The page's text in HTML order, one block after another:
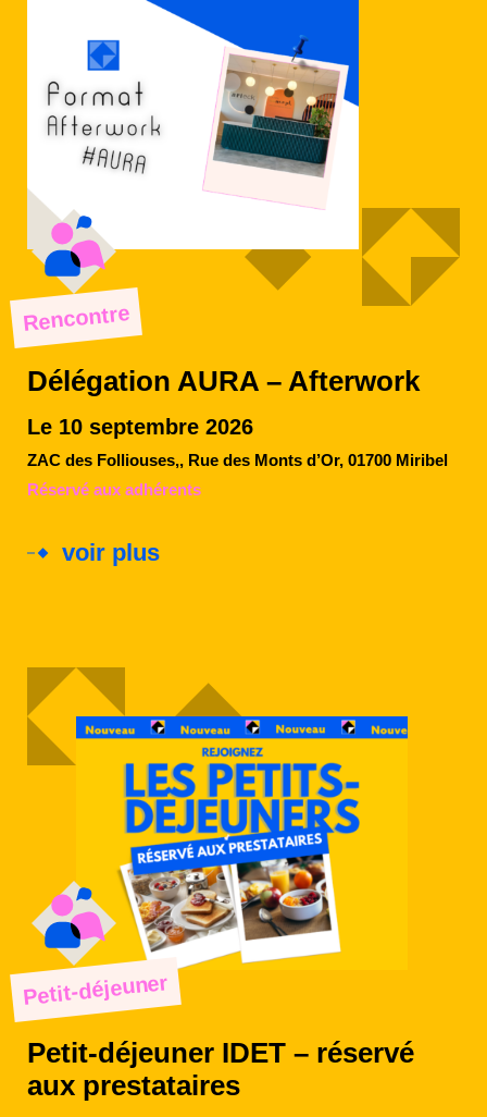
Rencontre
Délégation AURA – Afterwork
Le 10 septembre 2026
ZAC des Folliouses,, Rue des Monts d’Or, 01700 Miribel
Réservé aux adhérents
voir plus
Petit-déjeuner
Petit-déjeuner IDET – réservé
aux prestataires